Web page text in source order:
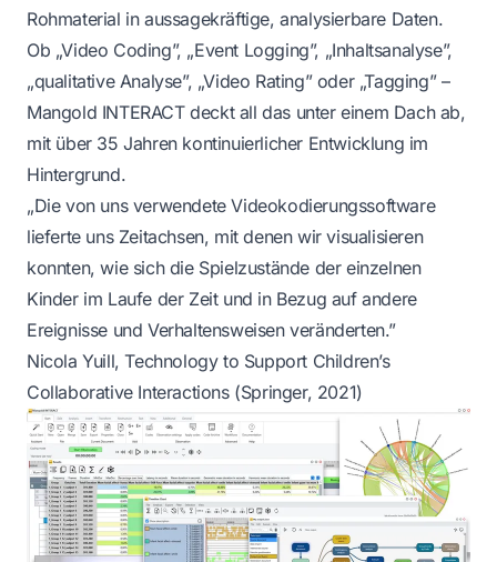
Rohmaterial in aussagekräftige, analysierbare Daten.
Ob „Video Coding”, „Event Logging”, „Inhaltsanalyse”,
„qualitative Analyse”, „Video Rating” oder „Tagging” –
Mangold INTERACT deckt all das unter einem Dach ab,
mit über 35 Jahren kontinuierlicher Entwicklung im
Hintergrund.
„Die von uns verwendete Videokodierungssoftware
lieferte uns Zeitachsen, mit denen wir visualisieren
konnten, wie sich die Spielzustände der einzelnen
Kinder im Laufe der Zeit und in Bezug auf andere
Ereignisse und Verhaltensweisen veränderten.”
Nicola Yuill,Technology to Support Children’s
Collaborative Interactions(Springer, 2021)